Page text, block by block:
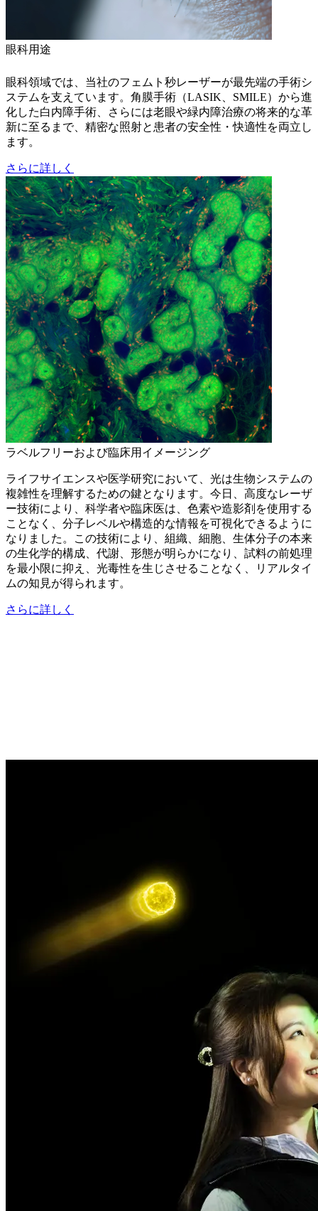
眼科用途
眼科領域では、当社のフェムト秒レーザーが最先端の手術シ
ステムを支えています。角膜手術（LASIK、SMILE）から進
化した白内障手術、さらには老眼や緑内障治療の将来的な革
新に至るまで、精密な照射と患者の安全性・快適性を両立し
ます。
さらに詳しく
ラベルフリーおよび臨床用イメージング
ライフサイエンスや医学研究において、光は生物システムの
複雑性を理解するための鍵となります。今日、高度なレーザ
ー技術により、科学者や臨床医は、色素や造影剤を使用する
ことなく、分子レベルや構造的な情報を可視化できるように
なりました。この技術により、組織、細胞、生体分子の本来
の生化学的構成、代謝、形態が明らかになり、試料の前処理
を最小限に抑え、光毒性を生じさせることなく、リアルタイ
ムの知見が得られます。
さらに詳しく